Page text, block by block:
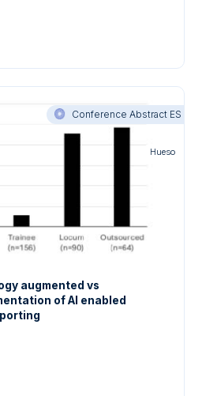
of AI-enabled vertebral fracture (VF)
Conference Abstract ES
Hueso
augmented vs
of AI enabled